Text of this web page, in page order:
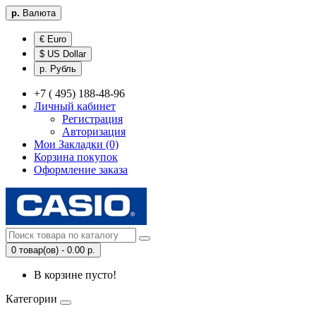
р. Валюта
€ Euro
$ US Dollar
р. Рубль
+7 ( 495) 188-48-96
Личный кабинет
Регистрация
Авторизация
Мои Закладки (0)
Корзина покупок
Оформление заказа
0 товар(ов) - 0.00 р.
В корзине пусто!
Категории